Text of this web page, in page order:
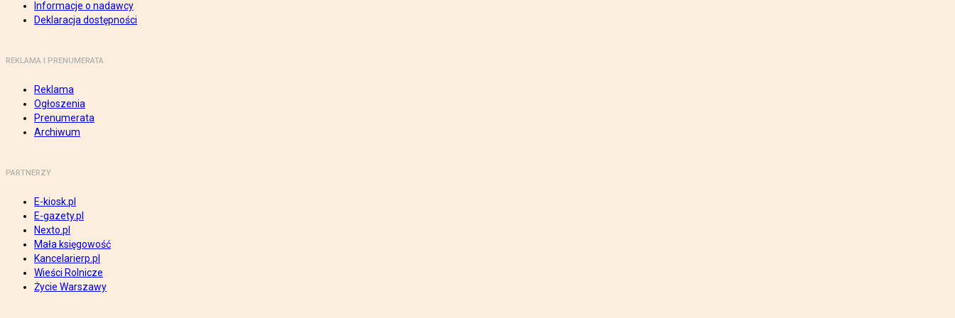
Informacje o nadawcy
Deklaracja dostępności
REKLAMA I PRENUMERATA
Reklama
Ogłoszenia
Prenumerata
Archiwum
PARTNERZY
E-kiosk.pl
E-gazety.pl
Nexto.pl
Mała księgowość
Kancelarierp.pl
Wieści Rolnicze
Życie Warszawy